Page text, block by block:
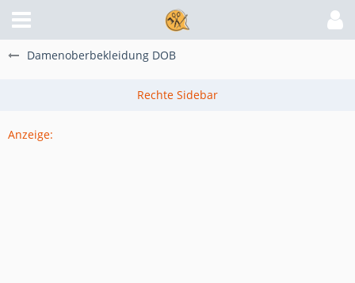
Damenoberbekleidung DOB
Anzeige: